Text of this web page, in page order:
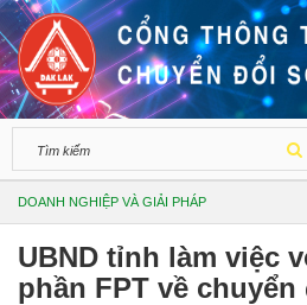
DOANH NGHIỆP VÀ GIẢI PHÁP
UBND tỉnh làm việc
phần FPT về chuyển